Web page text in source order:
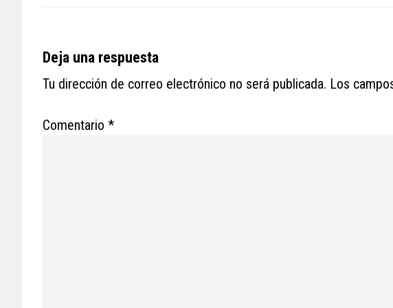
Reader
Interactions
Deja una respuesta
Tu dirección de correo electrónico no será publicada. Los
Comentario *